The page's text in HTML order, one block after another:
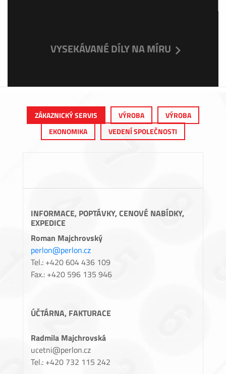
VYSEKÁVANÉ DÍLY NA MÍRU
ZÁKAZNICKÝ SERVIS VÝROBA
VÝROBA
EKONOMIKA
VEDENÍ SPOLEČNOSTI
INFORMACE, POPTÁVKY, CENOVÉ NABÍDKY,
EXPEDICE
Roman Majchrovský
perlon@perlon.cz
Tel.: +420 604 436 109
Fax.: +420 596 135 946
ÚČTÁRNA, FAKTURACE
Radmila Majchrovská
ucetni@perlon.cz
Tel.: +420 732 115 242